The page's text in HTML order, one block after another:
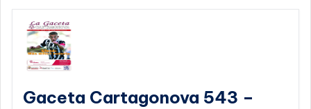
Gaceta Cartagonova 543 –